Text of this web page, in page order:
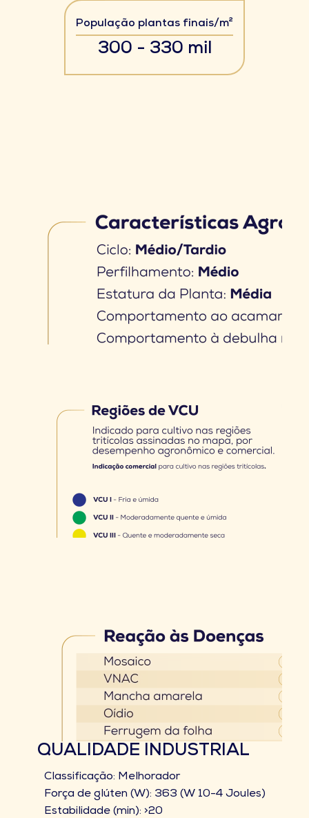
População plantas finais/m²
300 - 330 mil
QUALIDADE INDUSTRIAL
Classificação: Melhorador
Força de glúten (W): 363 (W 10-4 Joules)
Estabilidade (min): >20